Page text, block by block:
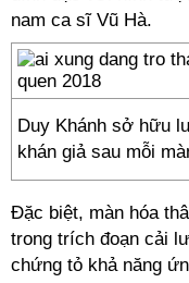
nam ca sĩ Vũ Hà.
Duy Khánh sở hữu
khán giả sau mỗi
Đặc biệt, màn hóa
trong trích đoạn cải
chứng tỏ khả năng